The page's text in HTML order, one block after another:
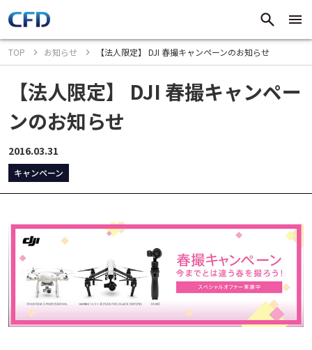
TOP お知らせ 【法人限定】 DJI 春撮キャンペーンのお知らせ
【法人限定】 DJI 春撮キャンペー
ンのお知らせ
2016.03.31
キャンペーン